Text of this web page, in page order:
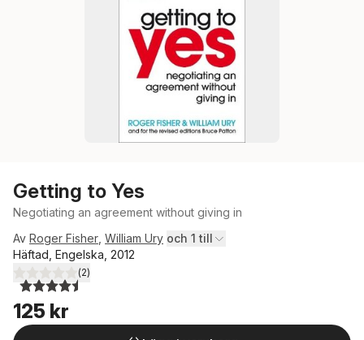
Getting to Yes
Negotiating an agreement without giving in
Av Roger Fisher William Ury och 1 till
Häftad, Engelska, 2012
4,5utav 5 stjärnor. Totalt antal röster:
(2)
125 kr